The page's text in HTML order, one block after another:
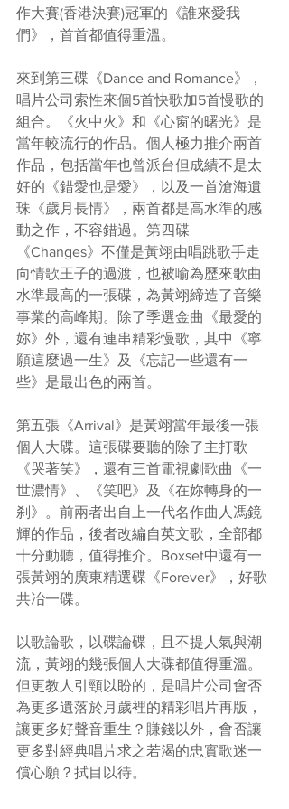
作大賽(香港決賽)冠軍的《誰來愛我
們》，首首都值得重溫。
來到第三碟《Dance and Romance》，
唱片公司索性來個5首快歌加5首慢歌的
組合。《火中火》和《心窗的曙光》是
當年較流行的作品。個人極力推介兩首
作品，包括當年也曾派台但成績不是太
好的《錯愛也是愛》，以及一首滄海遺
珠《歲月長情》，兩首都是高水準的感
動之作，不容錯過。第四碟
《Changes》不僅是黃翊由唱跳歌手走
向情歌王子的過渡，也被喻為歷來歌曲
水準最高的一張碟，為黃翊締造了音樂
事業的高峰期。除了季選金曲《最愛的
妳》外，還有連串精彩慢歌，其中《寧
願這麼過一生》及《忘記一些還有一
些》是最出色的兩首。
第五張《Arrival》是黃翊當年最後一張
個人大碟。這張碟要聽的除了主打歌
《哭著笑》，還有三首電視劇歌曲《一
世濃情》、《笑吧》及《在妳轉身的一
刹》。前兩者出自上一代名作曲人馮鏡
輝的作品，後者改編自英文歌，全部都
十分動聽，值得推介。Boxset中還有一
張黃翊的廣東精選碟《Forever》，好歌
共冶一碟。
以歌論歌，以碟論碟，且不提人氣與潮
流，黃翊的幾張個人大碟都值得重溫。
但更教人引頸以盼的，是唱片公司會否
為更多遺落於月歲裡的精彩唱片再版，
讓更多好聲音重生？賺錢以外，會否讓
更多對經典唱片求之若渴的忠實歌迷一
償心願？拭目以待。